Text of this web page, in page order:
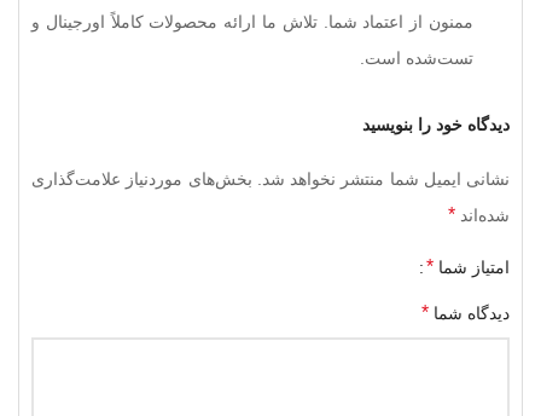
ممنون از اعتماد شما. تلاش ما ارائه محصولات کاملاً اورجینال و
تست‌شده است.
دیدگاه خود را بنویسید
نشانی ایمیل شما منتشر نخواهد شد.
بخش‌های موردنیاز علامت‌گذاری
شده‌اند *
امتیاز شما *
دیدگاه شما *